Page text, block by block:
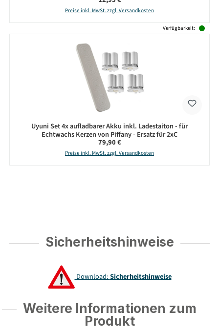
Preise inkl. MwSt. zzgl. Versandkosten
Verfügbarkeit:
Uyuni Set 4x aufladbarer Akku inkl. Ladestaiton - für
Echtwachs Kerzen von Piffany - Ersatz für 2xC
Regulärer Preis:
79,90 €
Preise inkl. MwSt. zzgl. Versandkosten
Sicherheitshinweise
Download:Sicherheitshinweise
Weitere Informationen zum
Produkt